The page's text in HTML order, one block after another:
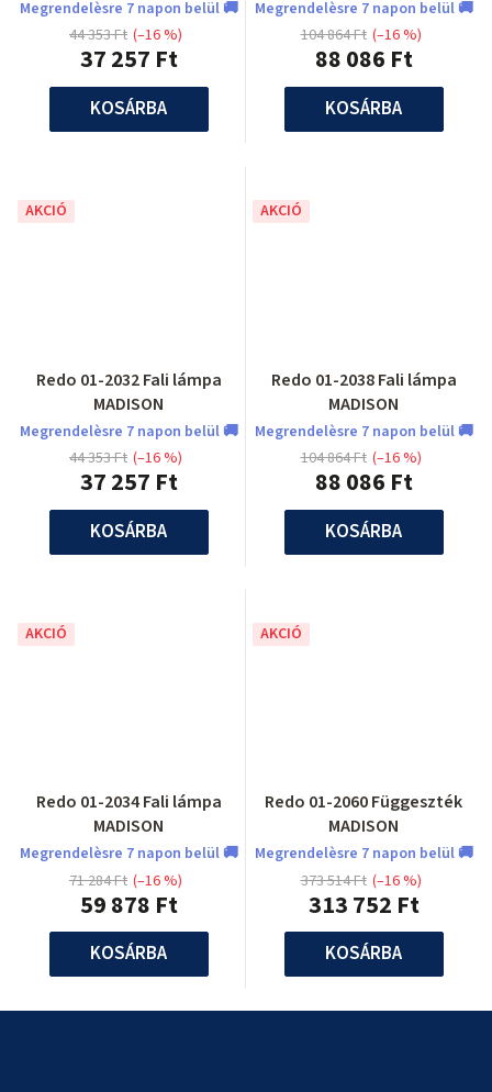
Megrendelèsre 7 napon belül 🚚
37 257 Ft
44 353 Ft (–16 %)
KOSÁRBA
Megrendelèsre 7 napon belül 🚚
88 086 Ft
104 864 Ft (–16 %)
KOSÁRBA
AKCIÓ
Redo 01-2032 Fali lámpa
MADISON
Megrendelèsre 7 napon belül 🚚
37 257 Ft
44 353 Ft (–16 %)
KOSÁRBA
AKCIÓ
Redo 01-2038 Fali lámpa
MADISON
Megrendelèsre 7 napon belül 🚚
88 086 Ft
104 864 Ft (–16 %)
KOSÁRBA
AKCIÓ
Redo 01-2034 Fali lámpa
MADISON
Megrendelèsre 7 napon belül 🚚
59 878 Ft
71 284 Ft (–16 %)
KOSÁRBA
AKCIÓ
Redo 01-2060 Függeszték
MADISON
Megrendelèsre 7 napon belül 🚚
313 752 Ft
373 514 Ft (–16 %)
KOSÁRBA